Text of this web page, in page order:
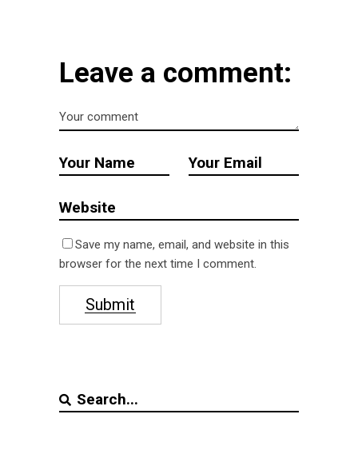
Leave a comment:
Save my name, email, and website in this
browser for the next time I comment.
Submit